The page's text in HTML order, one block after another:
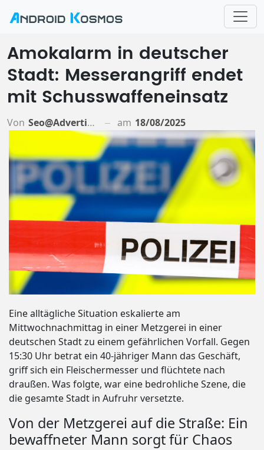
Amokalarm in deutscher
Stadt: Messerangriff endet
mit Schusswaffeneinsatz
Von Seo@advertiso.de am 18/08/2025
Eine alltägliche Situation eskalierte am
Mittwochnachmittag in einer Metzgerei in einer
deutschen Stadt zu einem gefährlichen Vorfall. Gegen
15:30 Uhr betrat ein 40-jähriger Mann das Geschäft,
griff sich ein Fleischermesser und flüchtete nach
draußen. Was folgte, war eine bedrohliche Szene, die
die gesamte Stadt in Aufruhr versetzte.
Von der Metzgerei auf die Straße: Ein
bewaffneter Mann sorgt für Chaos